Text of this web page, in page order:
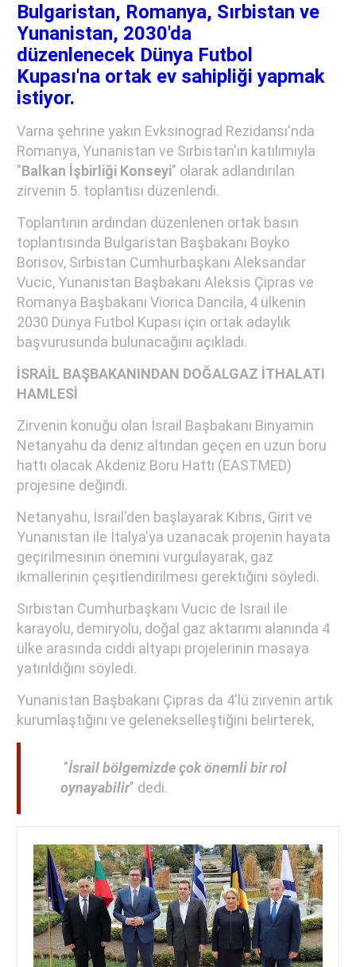
Bulgaristan, Romanya, Sırbistan ve
Yunanistan, 2030'da
düzenlenecek Dünya Futbol
Kupası'na ortak ev sahipliği yapmak
istiyor.
Varna şehrine yakın Evksinograd Rezidansı'nda
Romanya, Yunanistan ve Sırbistan'ın katılımıyla
"Balkan İşbirliği Konseyi" olarak adlandırılan
zirvenin 5. toplantısı düzenlendi.
Toplantının ardından düzenlenen ortak basın
toplantısında Bulgaristan Başbakanı Boyko
Borisov, Sırbistan Cumhurbaşkanı Aleksandar
Vucic, Yunanistan Başbakanı Aleksis Çipras ve
Romanya Başbakanı Viorica Dancila, 4 ülkenin
2030 Dünya Futbol Kupası için ortak adaylık
başvurusunda bulunacağını açıkladı.
İSRAİL BAŞBAKANINDAN DOĞALGAZ İTHALATI
HAMLESİ
Zirvenin konuğu olan İsrail Başbakanı Binyamin
Netanyahu da deniz altından geçen en uzun boru
hattı olacak Akdeniz Boru Hattı (EASTMED)
projesine değindi.
Netanyahu, İsrail'den başlayarak Kıbrıs, Girit ve
Yunanistan ile İtalya'ya uzanacak projenin hayata
geçirilmesinin önemini vurgulayarak, gaz
ikmallerinin çeşitlendirilmesi gerektiğini söyledi.
Sırbistan Cumhurbaşkanı Vucic de İsrail ile
karayolu, demiryolu, doğal gaz aktarımı alanında 4
ülke arasında ciddi altyapı projelerinin masaya
yatırıldığını söyledi.
Yunanistan Başbakanı Çipras da 4'lü zirvenin artık
kurumlaştığını ve gelenekselleştiğini belirterek,
"İsrail bölgemizde çok önemli bir rol
oynayabilir" dedi.